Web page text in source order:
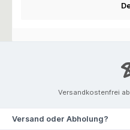
Versandkostenfrei
Versand oder Abholung?